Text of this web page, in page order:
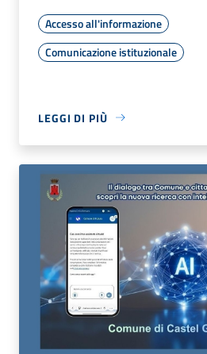
Accesso all'informazione
Comunicazione istituzionale
LEGGI DI PIÙ